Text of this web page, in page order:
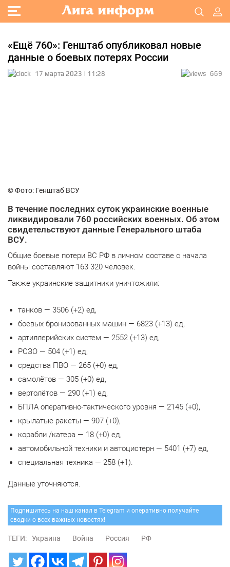
«Ещё 760»: Генштаб опубликовал новые
данные о боевых потерях России
17 марта 2023 | 11:28 669
© Фото: Генштаб ВСУ
В течение последних суток украинские военные
ликвидировали 760 российских военных. Об этом
свидетельствуют данные Генерального штаба
ВСУ.
Общие боевые потери ВС РФ в личном составе с начала
войны составляют 163 320 человек.
Также украинские защитники уничтожили:
танков — 3506 (+2) ед,
боевых бронированных машин — 6823 (+13) ед,
артиллерийских систем — 2552 (+13) ед,
РСЗО — 504 (+1) ед,
средства ПВО — 265 (+0) ед,
самолётов — 305 (+0) ед,
вертолётов — 290 (+1) ед,
БПЛА оперативно-тактического уровня — 2145 (+0),
крылатые ракеты — 907 (+0),
корабли /катера — 18 (+0) ед,
автомобильной техники и автоцистерн — 5401 (+7) ед,
специальная техника — 258 (+1).
Данные уточняются.
Подпишитесь на наш канал в Telegram и оперативно получайте
сводки о всех важных новостях!
ТЕГИ: Украина Война Россия РФ